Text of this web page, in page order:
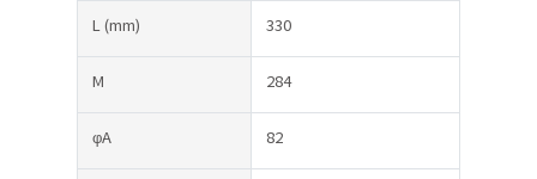
L (mm) 330
M 284
φA 82